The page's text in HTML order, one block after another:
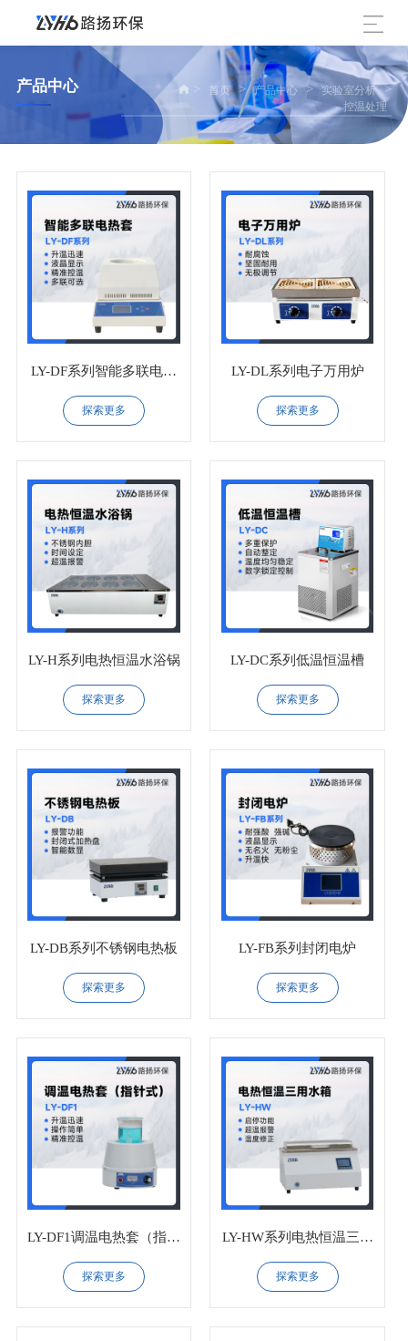
产品中心 > 首页 > 产品中心 > 实验室分析 >
控温处理
LY-DF系列智能多联电热
套
探索更多
LY-DL系列电子万用炉
探索更多
LY-H系列电热恒温水浴锅
探索更多
LY-DC系列低温恒温槽
探索更多
LY-DB系列不锈钢电热板
探索更多
LY-FB系列封闭电炉
探索更多
LY-DF1调温电热套（指针
式）
探索更多
LY-HW系列电热恒温三用
水浴锅
探索更多